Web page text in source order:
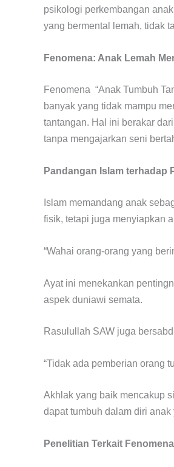
psikologi perkembangan
yang bermental lemah, tidak
Fenomena: Anak Lemah
Fenomena “Anak Tumbuh
banyak yang tidak mampu
tantangan. Hal ini berakar
tanpa mengajarkan seni
Pandangan Islam terhadap
Islam memandang anak
fisik, tetapi juga menyiapkan
“Wahai orang-orang yang
Ayat ini menekankan
aspek duniawi semata.
Rasulullah SAW juga
“Tidak ada pemberian orang
Akhlak yang baik mencakup
dapat tumbuh dalam diri
Penelitian Terkait